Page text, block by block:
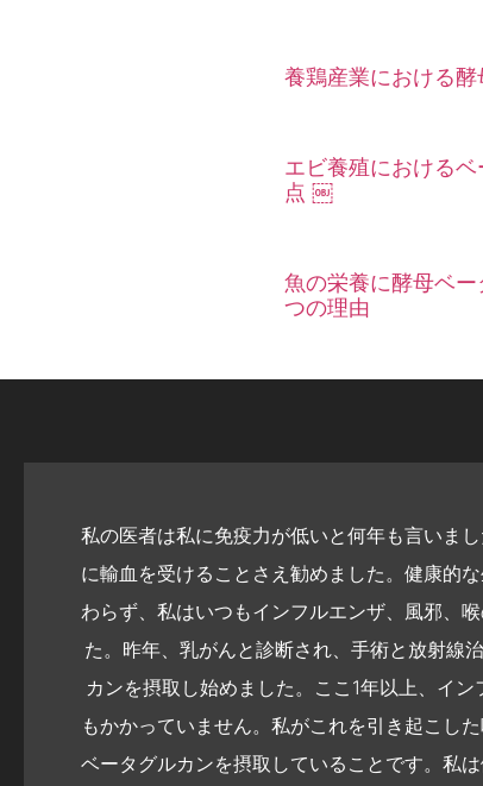
養鶏産業における
エビ養殖における
点 ￼
魚の栄養に酵母ベ
つの理由
私の医者は私に免疫力が低いと何年も言いま
に輸血を受けることさえ勧めました。健康的
わらず、私はいつもインフルエンザ、風邪、
た。昨年、乳がんと診断され、手術と放射線
カンを摂取し始めました。ここ1年以上、イ
もかかっていません。私がこれを引き起こし
ベータグルカンを摂取していることです。私は